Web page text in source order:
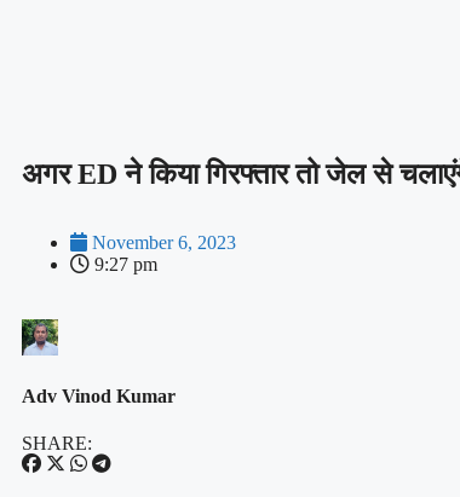
अगर ED ने किया गिरफ्तार तो जेल से
November 6, 2023
9:27 pm
Adv Vinod Kumar
SHARE: